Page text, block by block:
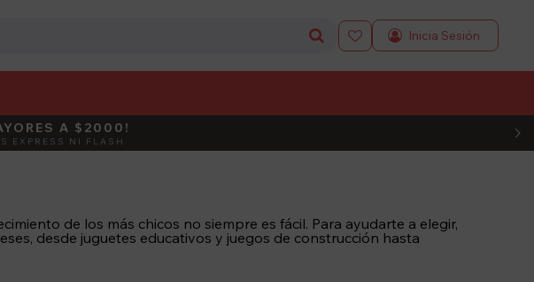

ACTIVÁ EL CÓDIGO
A $2000!
EXPRESS NI FLASH
de los más chicos no siempre es fácil. Para ayudarte a elegir,
desde juguetes educativos y juegos de construcción hasta